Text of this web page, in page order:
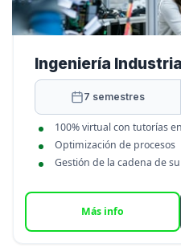
Ingeniería
7 semestres
100% virtual con tutorías
Optimización de procesos
Gestión de la cadena de
Más info